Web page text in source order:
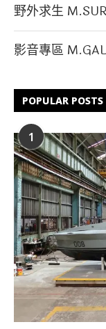
野外求生
影音專區
POPULAR POSTS
1